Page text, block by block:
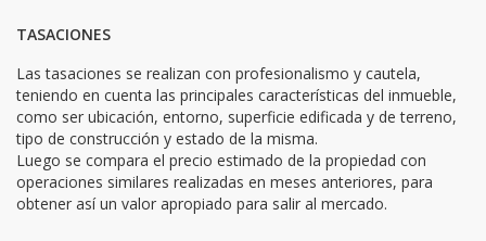
TASACIONES
Las tasaciones se realizan con profesionalismo y cautela,
teniendo en cuenta las principales características del inmueble,
como ser ubicación, entorno, superficie edificada y de terreno,
tipo de construcción y estado de la misma.
Luego se compara el precio estimado de la propiedad con
operaciones similares realizadas en meses anteriores, para
obtener así un valor apropiado para salir al mercado.